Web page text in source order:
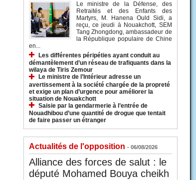
Le ministre de la Défense, des
Retraités et des Enfants des
Martyrs, M. Hanena Ould Sidi, a
reçu, ce jeudi à Nouakchott, SEM
Tang Zhongdong, ambassadeur de
la République populaire de Chine
en...
Les différentes péripéties ayant conduit au
démantèlement d’un réseau de trafiquants dans la
wilaya de Tiris Zemour
Le ministre de l’Intérieur adresse un
avertissement à la société chargée de la propreté
et exige un plan d’urgence pour améliorer la
situation de Nouakchott
Saisie par la gendarmerie à l’entrée de
Nouadhibou d’une quantité de drogue que tentait
de faire passer un étranger
Actualités de l'opposition - 06/08/2026
Alliance des forces de salut : le
député Mohamed Bouya cheikh